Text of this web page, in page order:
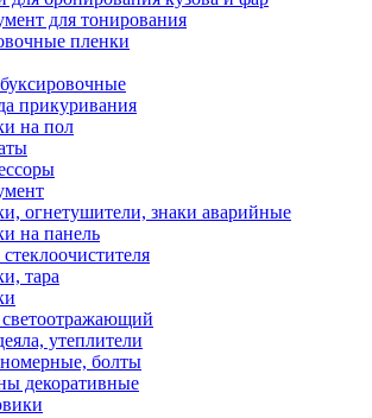
для тонирования
пленки
прикуривания
на пол
огнетушители, знаки аварийные
на панель
тара
утеплители
болты
декоративные